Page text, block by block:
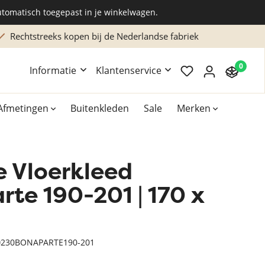
toegepast in je winkelwagen.
Rechtstreeks kopen bij de Nederlandse fabriek
Informatie Klantenservice 0
Buitenkleden Sale Merken
Overig
Accessoires
Xilento vloerkleden
Vloerkleed
190-201 | 170 x
201